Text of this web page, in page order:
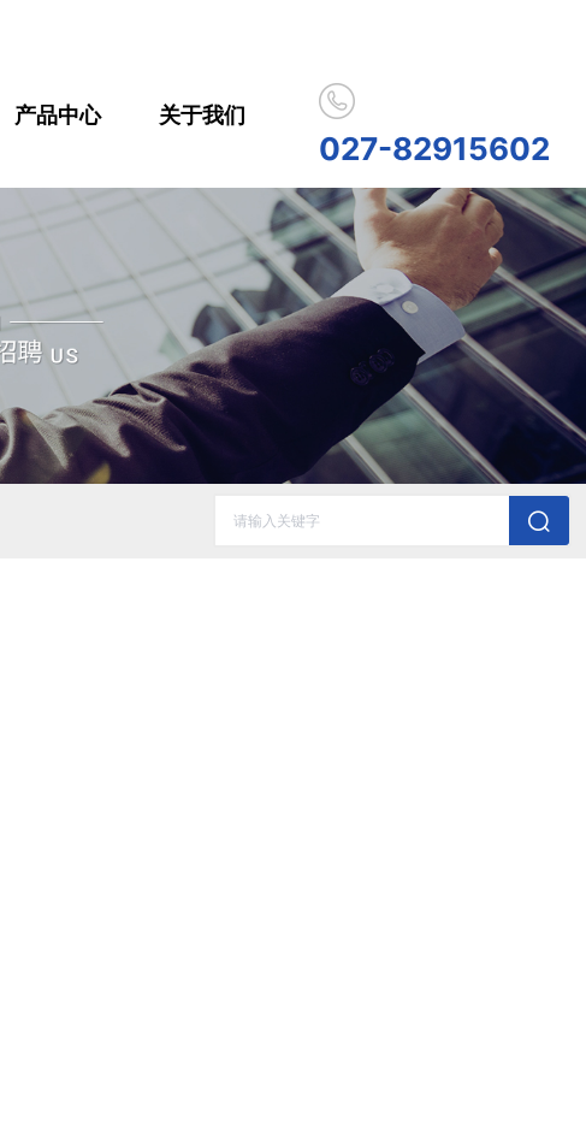
产品中心 关于我们 米兰app体育直播在线观看_
027-82915602
清空记录